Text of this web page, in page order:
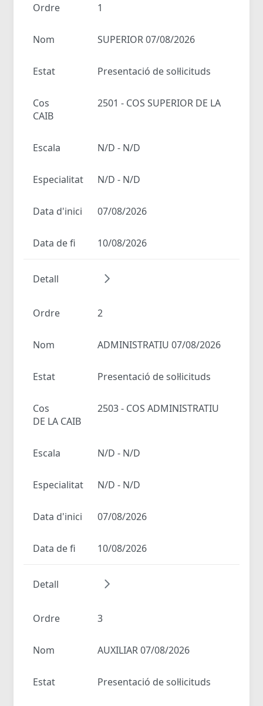
Ordre 1
Nom SUPERIOR 07/08/2026
Estat Presentació de sol·licituds
Cos
2501 - COS SUPERIOR DE LA
CAIB
Escala N/D - N/D
Especialitat N/D - N/D
Data d'inici 07/08/2026
Data de fi 10/08/2026
Detall
Ordre 2
Nom ADMINISTRATIU 07/08/2026
Estat Presentació de sol·licituds
Cos
2503 - COS ADMINISTRATIU
DE LA CAIB
Escala N/D - N/D
Especialitat N/D - N/D
Data d'inici 07/08/2026
Data de fi 10/08/2026
Detall
Ordre 3
Nom AUXILIAR 07/08/2026
Estat Presentació de sol·licituds